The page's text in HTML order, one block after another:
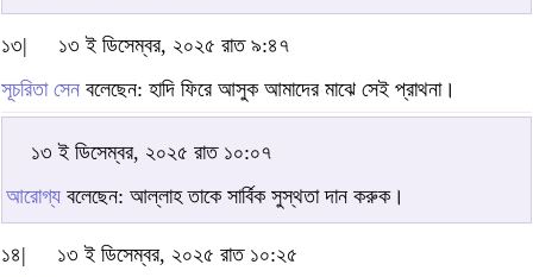
১৩|
১৩ ই ডিসেম্বর, ২০২৫ রাত ৯:৪৭
সূচরিতা সেন বলেছেন: হাদি ফিরে আসুক আমাদের মাঝে সেই প্রাথনা।
১৩ ই ডিসেম্বর, ২০২৫ রাত ১০:০৭
আরোগ্য বলেছেন: আল্লাহ তাকে সার্বিক সুস্থতা দান করুক।
১৪|
১৩ ই ডিসেম্বর, ২০২৫ রাত ১০:২৫